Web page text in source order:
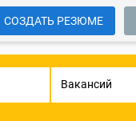
СОЗДАТЬ РЕЗЮМЕ
Вакансий